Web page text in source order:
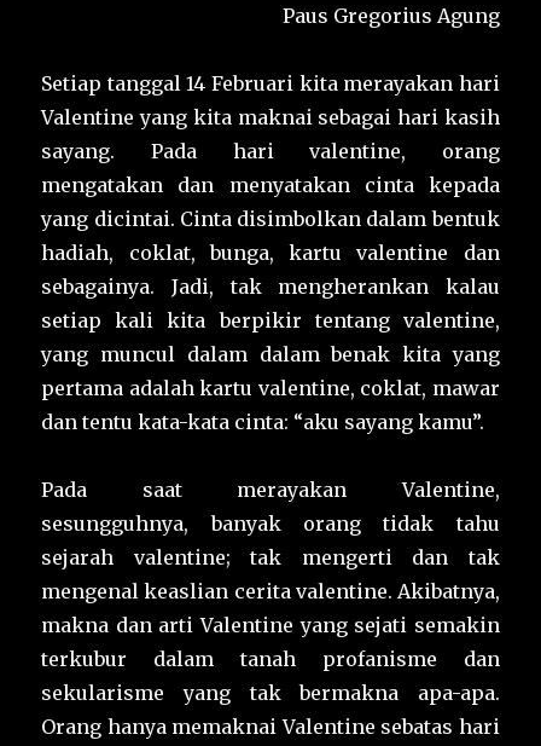
Paus Gregorius Agung
Setiap tanggal 14 Februari kita merayakan hari
Valentine yang kita maknai sebagai hari kasih
sayang. Pada hari valentine, orang
mengatakan dan menyatakan cinta kepada
yang dicintai. Cinta disimbolkan dalam bentuk
hadiah, coklat, bunga, kartu valentine dan
sebagainya. Jadi, tak mengherankan kalau
setiap kali kita berpikir tentang valentine,
yang muncul dalam dalam benak kita yang
pertama adalah kartu valentine, coklat, mawar
dan tentu kata-kata cinta: “aku sayang kamu”.
Pada saat merayakan Valentine,
sesungguhnya, banyak orang tidak tahu
sejarah valentine; tak mengerti dan tak
mengenal keaslian cerita valentine. Akibatnya,
makna dan arti Valentine yang sejati semakin
terkubur dalam tanah profanisme dan
sekularisme yang tak bermakna apa-apa.
Orang hanya memaknai Valentine sebatas hari